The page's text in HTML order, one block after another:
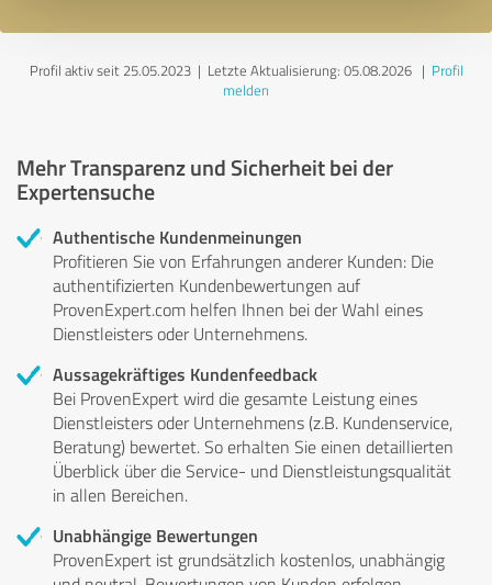
Profil aktiv seit 25.05.2023 | Letzte Aktualisierung: 05.08.2026| Profil
melden
Mehr Transparenz und Sicherheit bei der
Expertensuche
Authentische Kundenmeinungen
Profitieren Sie von Erfahrungen anderer Kunden: Die
authentifizierten Kundenbewertungen auf
ProvenExpert.com helfen Ihnen bei der Wahl eines
Dienstleisters oder Unternehmens.
Aussagekräftiges Kundenfeedback
Bei ProvenExpert wird die gesamte Leistung eines
Dienstleisters oder Unternehmens (z.B. Kundenservice,
Beratung) bewertet. So erhalten Sie einen detaillierten
Überblick über die Service- und Dienstleistungsqualität
in allen Bereichen.
Unabhängige Bewertungen
ProvenExpert ist grundsätzlich kostenlos, unabhängig